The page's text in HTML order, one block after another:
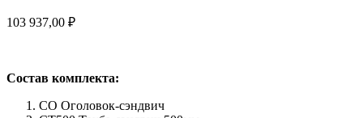
103 937,00 ₽
Состав комплекта:
СО Оголовок-сэндвич